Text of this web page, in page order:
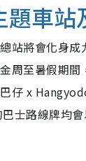
題車站
站將會化身
周至暑假期間
仔 x
士路線牌均